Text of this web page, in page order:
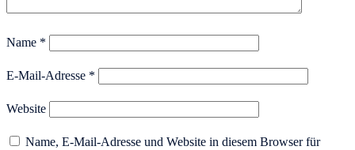
Name *
E-Mail-Adresse *
Website
Name, E-Mail-Adresse und Website in diesem Browser für